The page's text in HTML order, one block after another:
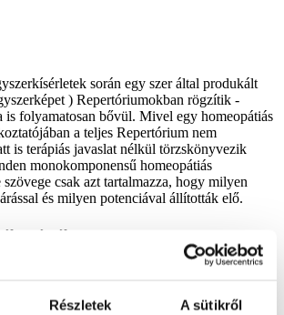
Részletek A sütikről
során egy szer által produkált
) Repertóriumokban rögzítik -
is folyamatosan bővül. Mivel egy homeopátiás
a teljes Repertórium nem
is terápiás javaslat nélkül törzskönyvezik
monokomponensű homeopátiás
csak azt tartalmazza, hogy milyen
és milyen potenciával állították elő.
a hasonlóval" elméletéből fakadóan egy
beteget nézi annak minden fizikai és